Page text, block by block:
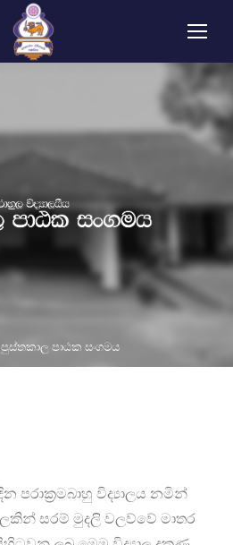
are here:
පුස්තකාල පාඨක සංගමය
පරාක්‍රමබාහු විද්‍යාලය නමින්
සරම් මුදලි වලව්වේ මාතර